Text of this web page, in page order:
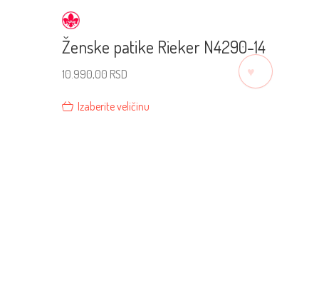
Ženske patike Rieker N4290-14
10.990,00 RSD
Izaberite veličinu